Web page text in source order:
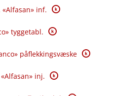
inf. K
tyggetabl. K
påflekkingsvæske K
inj. K